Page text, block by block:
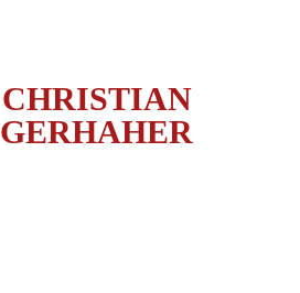
CHRISTIAN
GERHAHER